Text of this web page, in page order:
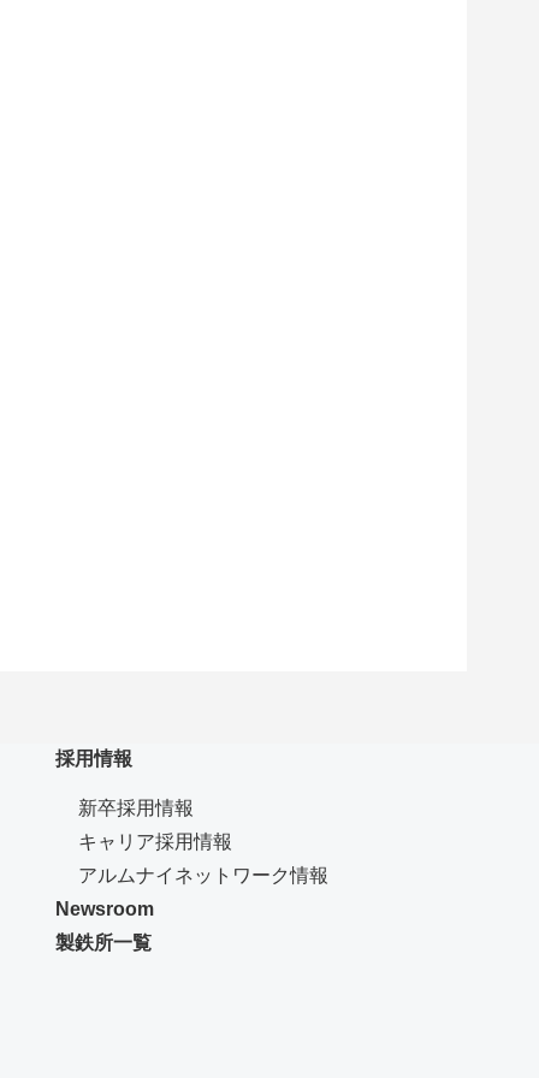
採用情報
新卒採用情報
キャリア採用情報
アルムナイネットワーク情報
Newsroom
製鉄所一覧